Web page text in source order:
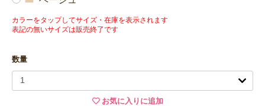
カラーをタップしてサイズ・在庫を表示されます
表記の無いサイズは販売終了です
数量
お気に入りに追加